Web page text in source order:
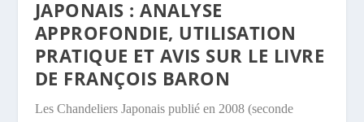
JAPONAIS : ANALYSE
APPROFONDIE, UTILISATION
PRATIQUE ET AVIS SUR LE LIVRE
DE FRANÇOIS BARON
Les Chandeliers Japonais publié en 2008 (seconde